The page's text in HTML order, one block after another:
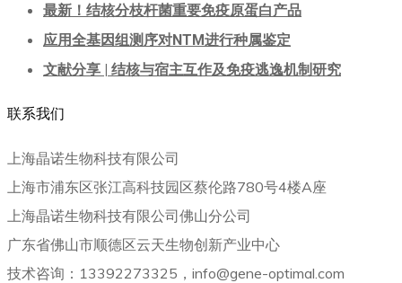
最新！结核分枝杆菌重要免疫原蛋白产品
应用全基因组测序对NTM进行种属鉴定
文献分享 | 结核与宿主互作及免疫逃逸机制研究
联系我们
上海晶诺生物科技有限公司
上海市浦东区张江高科技园区蔡伦路780号4楼A座
上海晶诺生物科技有限公司佛山分公司
广东省佛山市顺德区云天生物创新产业中心
技术咨询：13392273325，info@gene-optimal.com